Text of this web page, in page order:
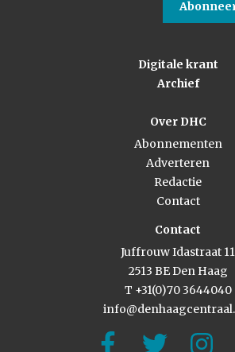
Digitale krant
Archief
Over DHC
Abonnementen
Adverteren
Redactie
Contact
Contact
Juffrouw Idastraat 11
2513 BE Den Haag
T +31(0)70 3644040